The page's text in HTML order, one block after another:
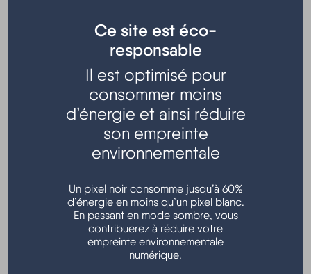
Communes
Les trois communes ont transféré par délibération des
conseils municipaux les compétences suivantes à la
Communauté De Communes des Lacs Médocains.
Compétences obligatoires
Développement économique :Afin de pouvoir
indispensables au développement de l’emploi, la
CDC aménage les zones artisanales de la Meule et
du Huga à Lacanau et des Bruyères à Hourtin.
Logement et cadre de vie: Création et gestion des
aires d’accueil des gens du voyage dans le cadre
Ce site est éco-
responsable
Il est optimisé pour
consommer moins
d’énergie et ainsi réduire
son empreinte
environnementale
Un pixel noir consomme jusqu’à 60%
d’énergie en moins qu’un pixel blanc.
En passant en mode sombre, vous
contribuerez à réduire votre
empreinte environnementale
numérique.